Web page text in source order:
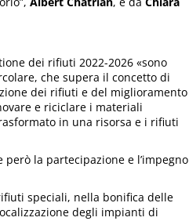
dei rifiuti 2022-2026 «sono
che supera il concetto di
dei rifiuti e del miglioramento
e riciclare i materiali
in una risorsa e i rifiuti
la partecipazione e l’impegno
speciali, nella bonifica delle
degli impianti di